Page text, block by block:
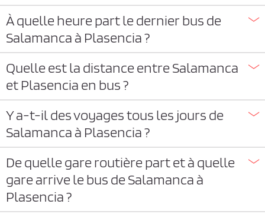
À quelle heure part le dernier bus de
Salamanca à Plasencia ?
Quelle est la distance entre Salamanca
et Plasencia en bus ?
Y a-t-il des voyages tous les jours de
Salamanca à Plasencia ?
De quelle gare routière part et à quelle
gare arrive le bus de Salamanca à
Plasencia ?